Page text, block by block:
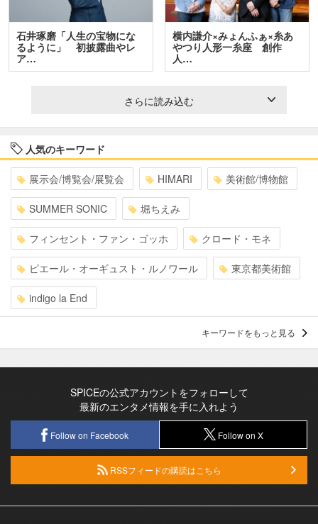
石井琢磨「人生の宝物にな
るように」 初披露曲やレ
ア…
横内謙介×みょんふぁ×糸あ
やつり人形一糸座 創作
人…
さらに読み込む
人気のキーワード
展示会/博覧会/展覧会 HIMARI 美術館/博物館
SUMMER SONIC 堀ちえみ
フィンセント・ファン・ゴッホ クロード・モネ
ピエール・オーギュスト・ルノワール 東京都美術館
indigo la End
キーワードをもっと見る
SPICEの公式アカウントをフォローして
最新のエンタメ情報を手に入れよう
Follow on Facebook Follow on X
RSSフィードの購読はこちら